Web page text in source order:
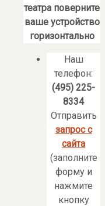
театра поверните
ваше устройство
горизонтально
Наш
телефон:
(495) 225-
8334
Отправить
запрос с
сайта
(заполните
форму и
нажмите
кнопку